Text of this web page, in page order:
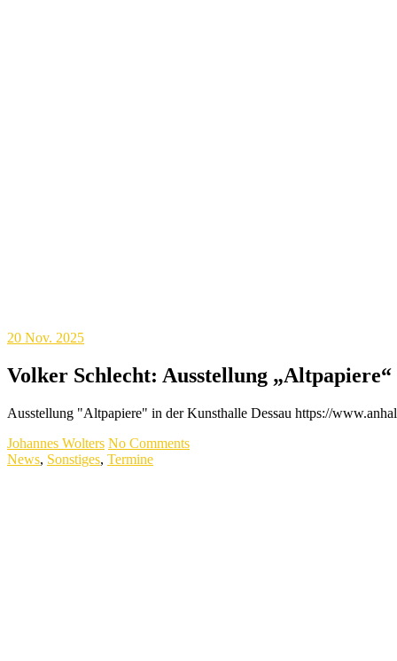
20 Nov. 2025
Volker Schlecht: Ausstellung
Ausstellung "Altpapiere" in der Kunsthalle Dessau https://
Johannes Wolters No Comments
News, Sonstiges, Termine